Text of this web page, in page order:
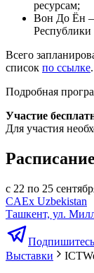
ресурсам;
Вон До Ён
Республики
Всего
список по ссылке.
Подробная
Участие
Для участия
Расписание
с 22 по 25
CAEx Uzbekistan
Ташкент, ул.
Выставки